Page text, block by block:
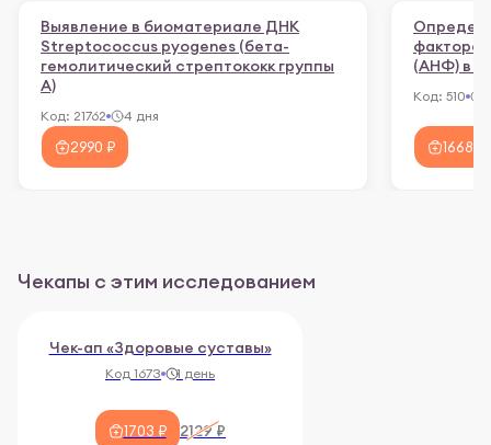
Выявление в биоматериале ДНК
Streptococcus pyogenes (бета-
гемолитический стрептококк группы
А)
Код: 21762 4 дня
2990 ₽
фактора
(АНФ) в
Код: 510
1668 ₽
Чекапы с этим исследованием
Чек-ап «Здоровые суставы»
Код 1673 1 день
1703 ₽ 2129 ₽